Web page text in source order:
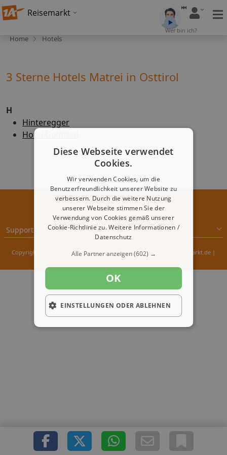
Reisemarkt
Wer bin ich?
Home Hotels
3 Sterne Hotels Matrei in Osttirol
H
Hinteregger
Hotel Goldried
Support & Impressum
Copyright © 2000 - 2026 1A-Infosysteme.de | Content by: 1A-Reisemarkt.de |
| CFo: No|PATH ( 0.439)
Diese Webseite verwendet
Cookies.
Wir verwenden Cookies, um die
Benutzerfreundlichkeit unserer Website zu
verbessern. Durch die weitere Nutzung
unserer Webseite stimmen Sie der
Verwendung von Cookies gemäß unserer
Cookie-Richtlinie zu.Weitere Informationen /
Datenschutz
Alle Partner anzeigen(602) →
OK
EINSTELLUNGEN ODER ABLEHNEN